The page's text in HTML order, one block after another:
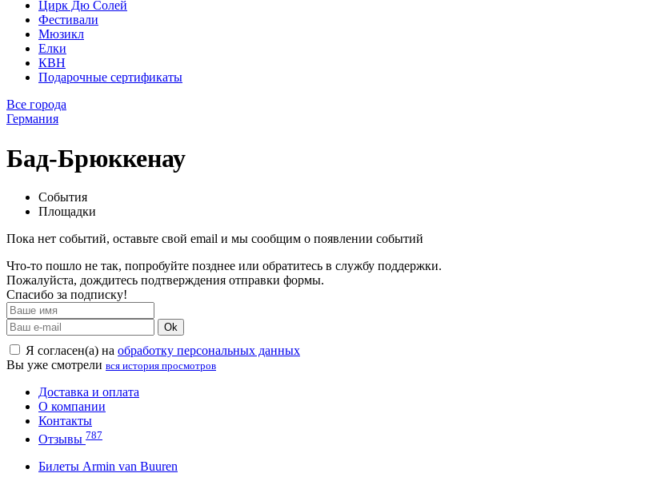
Цирк Дю Солей
Фестивали
Мюзикл
Елки
КВН
Подарочные сертификаты
Все города
Германия
Бад-Брюккенау
События
Площадки
Пока нет событий, оставьте свой email и мы сообщим о появлении событий
Что-то пошло не так, попробуйте позднее или обратитесь в службу поддержки.
Пожалуйста, дождитесь подтверждения отправки формы.
Спасибо за подписку!
Ok
Я согласен(а) на обработку персональных данных
Вы уже смотрели вся история просмотров
Доставка и оплата
О компании
Контакты
Отзывы 787
Билеты Armin van Buuren